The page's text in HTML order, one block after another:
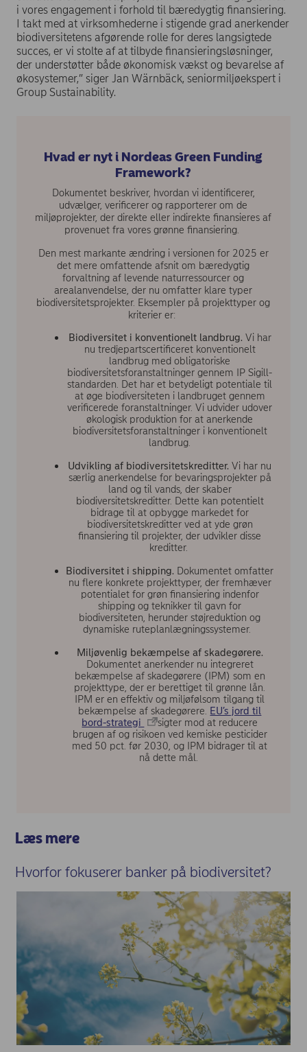
i vores engagement i forhold til bæredygtig finansiering.
I takt med at virksomhederne i stigende grad anerkender
biodiversitetens afgørende rolle for deres langsigtede
succes, er vi stolte af at tilbyde finansieringsløsninger,
der understøtter både økonomisk vækst og bevarelse af
økosystemer,” siger Jan Wärnbäck, seniormiljøekspert i
Group Sustainability.
Hvad er nyt i Nordeas Green Funding
Framework?
Dokumentet beskriver, hvordan vi identificerer,
udvælger, verificerer og rapporterer om de
miljøprojekter, der direkte eller indirekte finansieres af
provenuet fra vores grønne finansiering.
Den mest markante ændring i versionen for 2025 er
det mere omfattende afsnit om bæredygtig
forvaltning af levende naturressourcer og
arealanvendelse, der nu omfatter klare typer
biodiversitetsprojekter. Eksempler på projekttyper og
kriterier er:
Biodiversitet i konventionelt landbrug. Vi har
nu tredjepartscertificeret konventionelt
landbrug med obligatoriske
biodiversitetsforanstaltninger gennem IP Sigill-
standarden. Det har et betydeligt potentiale til
at øge biodiversiteten i landbruget gennem
verificerede foranstaltninger. Vi udvider udover
økologisk produktion for at anerkende
biodiversitetsforanstaltninger i konventionelt
landbrug.
Udvikling af biodiversitetskreditter. Vi har nu
særlig anerkendelse for bevaringsprojekter på
land og til vands, der skaber
biodiversitetskreditter. Dette kan potentielt
bidrage til at opbygge markedet for
biodiversitetskreditter ved at yde grøn
finansiering til projekter, der udvikler disse
kreditter.
Biodiversitet i shipping. Dokumentet omfatter
nu flere konkrete projekttyper, der fremhæver
potentialet for grøn finansiering indenfor
shipping og teknikker til gavn for
biodiversiteten, herunder støjreduktion og
dynamiske ruteplanlægningssystemer.
Miljøvenlig bekæmpelse af skadegørere.
Dokumentet anerkender nu integreret
bekæmpelse af skadegørere (IPM) som en
projekttype, der er berettiget til grønne lån.
IPM er en effektiv og miljøfølsom tilgang til
bekæmpelse af skadegørere. EU’s jord til
bord-strategi
sigter mod at reducere
brugen af og risikoen ved kemiske pesticider
med 50 pct. før 2030, og IPM bidrager til at
nå dette mål.
Læs mere
Hvorfor fokuserer banker på biodiversitet?